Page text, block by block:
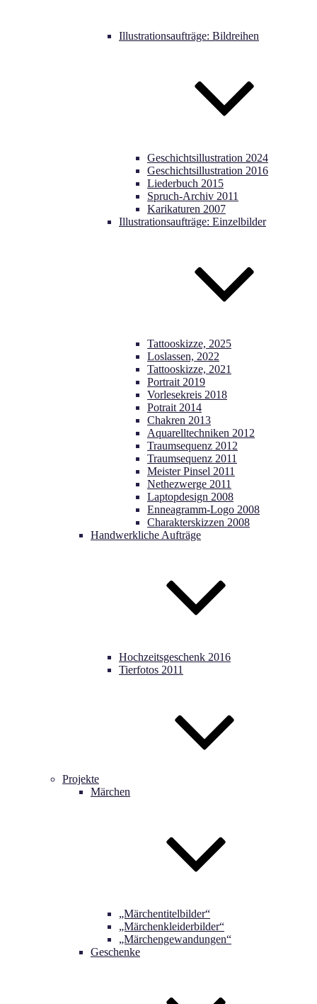
Illustrationsaufträge: Bildreihen
Geschichtsillustration 2024
Geschichtsillustration 2016
Liederbuch 2015
Spruch-Archiv 2011
Karikaturen 2007
Illustrationsaufträge: Einzelbilder
Tattooskizze, 2025
Loslassen, 2022
Tattooskizze, 2021
Portrait 2019
Vorlesekreis 2018
Potrait 2014
Chakren 2013
Aquarelltechniken 2012
Traumsequenz 2012
Traumsequenz 2011
Meister Pinsel 2011
Nethezwerge 2011
Laptopdesign 2008
Enneagramm-Logo 2008
Charakterskizzen 2008
Handwerkliche Aufträge
Hochzeitsgeschenk 2016
Tierfotos 2011
Projekte
Märchen
„Märchentitelbilder“
„Märchenkleiderbilder“
„Märchengewandungen“
Geschenke